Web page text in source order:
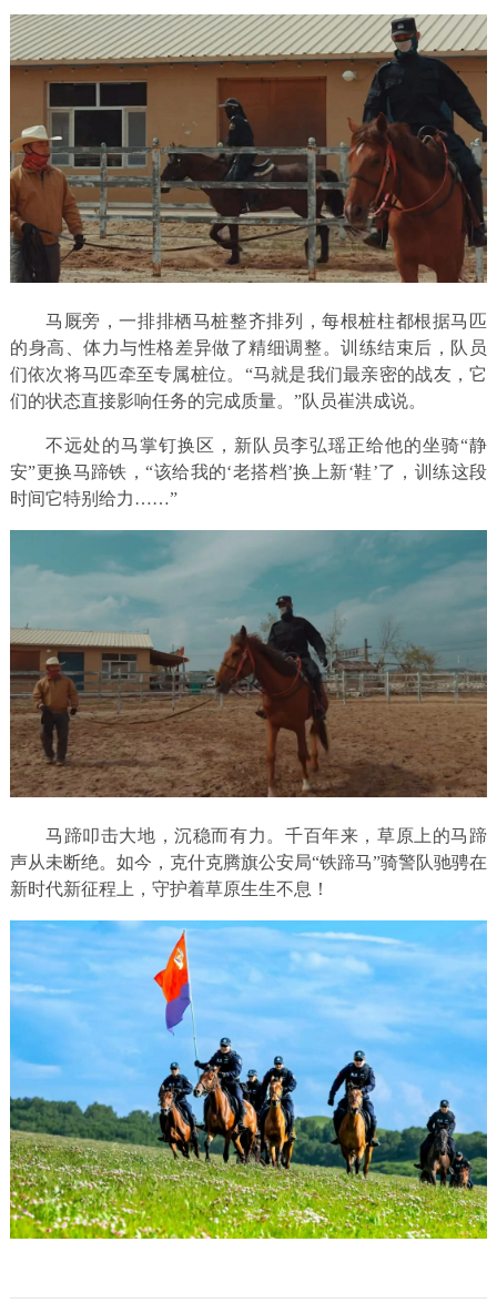
马厩旁，一排排栖马桩整齐排列，每根桩柱都根据马匹
的身高、体力与性格差异做了精细调整。训练结束后，队员
们依次将马匹牵至专属桩位。“马就是我们最亲密的战友，它
们的状态直接影响任务的完成质量。”队员崔洪成说。
不远处的马掌钉换区，新队员李弘瑶正给他的坐骑“静
安”更换马蹄铁，“该给我的‘老搭档’换上新‘鞋’了，训练这段
时间它特别给力……”
马蹄叩击大地，沉稳而有力。千百年来，草原上的马蹄
声从未断绝。如今，克什克腾旗公安局“铁蹄马”骑警队驰骋在
新时代新征程上，守护着草原生生不息！